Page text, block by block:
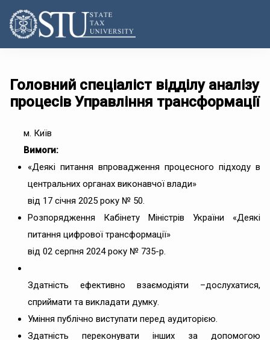
Головний спеціаліст відділу аналізу
процесів Управління трансформації
м. Київ
Вимоги:
«Деякі питання впровадження процесного підходу в
центральних органах виконавчої влади»
від 17 січня 2025 року № 50.
Розпорядження Кабінету Міністрів України «Деякі
питання цифрової трансформації»
від 02 серпня 2024 року № 735-р.
Здатність ефективно взаємодіяти –дослухатися,
сприймати та викладати думку.
Уміння публічно виступати перед аудиторією.
Здатність переконувати інших за допомогою